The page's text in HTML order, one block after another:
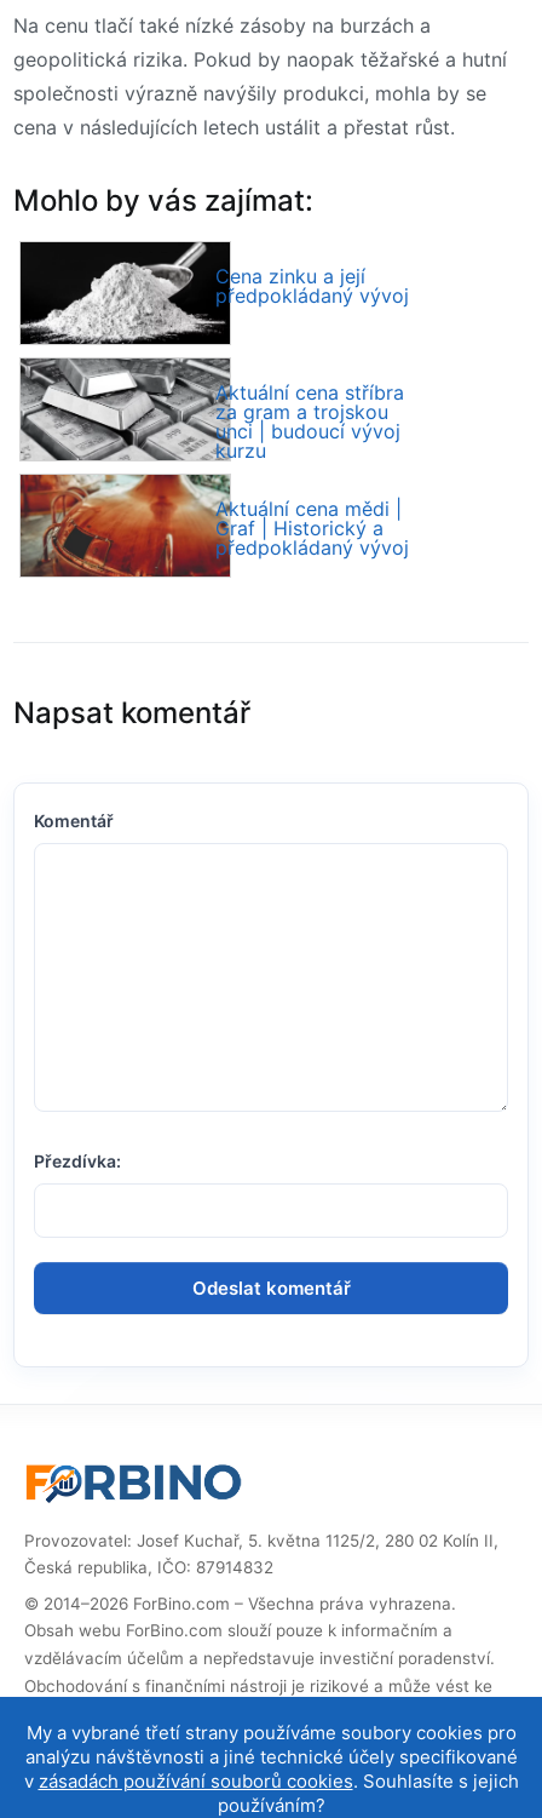
Na cenu tlačí také nízké zásoby na burzách a
geopolitická rizika. Pokud by naopak těžařské a hutní
společnosti výrazně navýšily produkci, mohla by se
cena v následujících letech ustálit a přestat růst.
Mohlo by vás zajímat:
Cena zinku a její
předpokládaný vývoj
Aktuální cena stříbra
za gram a trojskou
unci | budoucí vývoj
kurzu
Aktuální cena mědi |
Graf | Historický a
předpokládaný vývoj
Napsat komentář
Komentář
Přezdívka:
My a vybrané třetí strany používáme soubory cookies pro
analýzu návštěvnosti a jiné technické účely specifikované
v zásadách používání souborů cookies. Souhlasíte s jejich
používáním?
Provozovatel: Josef Kuchař, 5. května 1125/2, 280 02 Kolín II,
Česká republika, IČO: 87914832
© 2014–2026 ForBino.com – Všechna práva vyhrazena.
Obsah webu ForBino.com slouží pouze k informačním a
vzdělávacím účelům a nepředstavuje investiční poradenství.
Obchodování s finančními nástroji je rizikové a může vést ke
Web obsahuje partnerské (affiliate) odkazy. Pokud přes ně
provedete registraci, obdržíme provizi, díky které můžeme web
provozovat a dále rozvíjet. Na cenu služby pro vás to nemá